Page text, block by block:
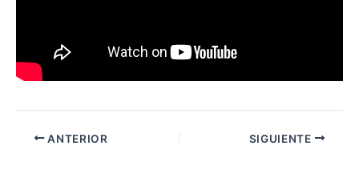
ANTERIOR SIGUIENTE